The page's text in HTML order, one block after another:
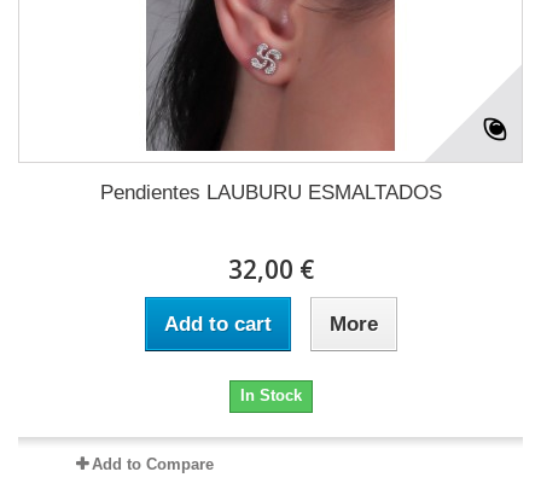
Pendientes LAUBURU ESMALTADOS
32,00 €
Add to cart More
In Stock
Add to Compare